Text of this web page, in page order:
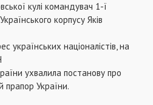
кулі командувач 1-ї
корпусу Яків
українських націоналістів, на
ухвалила постанову про
України.